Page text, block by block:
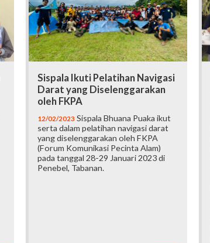
Sispala Ikuti Pelatihan Navigasi
Darat yang Diselenggarakan
oleh FKPA
12/02/2023 Sispala Bhuana Puaka ikut
serta dalam pelatihan navigasi darat
yang diselenggarakan oleh FKPA
(Forum Komunikasi Pecinta Alam)
pada tanggal 28-29 Januari 2023 di
Penebel, Tabanan.